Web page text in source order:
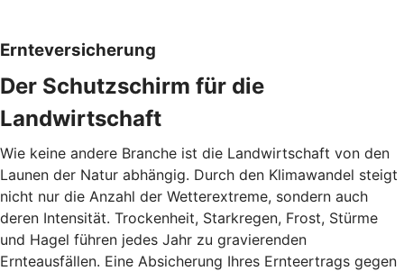
Ernteversicherung
Der Schutzschirm für die
Landwirtschaft
Wie keine andere Branche ist die Landwirtschaft von den
Launen der Natur abhängig. Durch den Klimawandel steigt
nicht nur die Anzahl der Wetterextreme, sondern auch
deren Intensität. Trockenheit, Starkregen, Frost, Stürme
und Hagel führen jedes Jahr zu gravierenden
Ernteausfällen. Eine Absicherung Ihres Ernteertrags gegen